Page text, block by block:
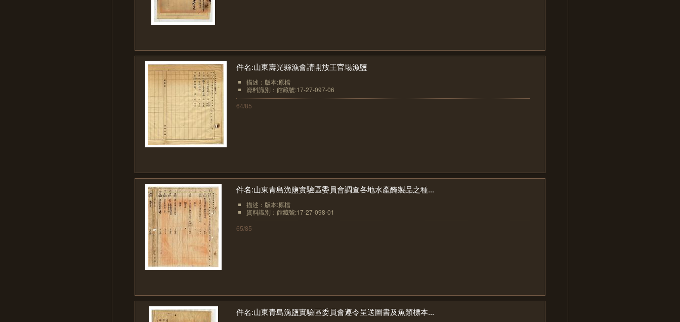
件名:山東壽光縣漁會請開放王官場漁鹽
描述：版本:原檔
資料識別：館藏號:17-27-097-06
64/85
件名:山東青島漁鹽實驗區委員會調查各地水產醃製品之種...
描述：版本:原檔
資料識別：館藏號:17-27-098-01
65/85
件名:山東青島漁鹽實驗區委員會遵令呈送圖書及魚類標本...